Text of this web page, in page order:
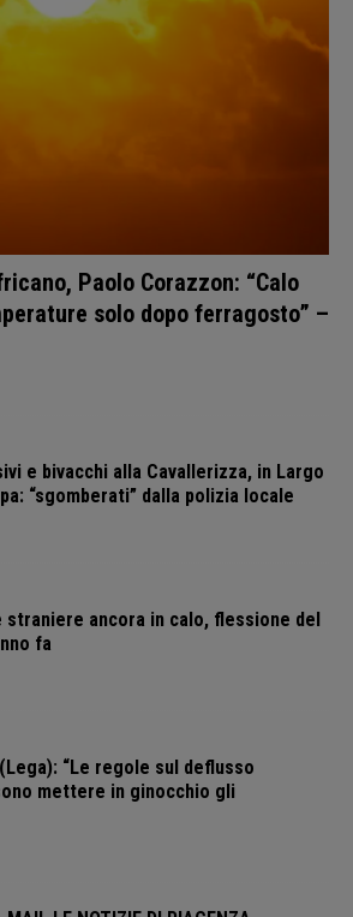
Paolo Corazzon: “Calo
solo dopo ferragosto” –
e bivacchi alla Cavallerizza, in Largo
“sgomberati” dalla polizia locale
straniere ancora in calo, flessione del
fa
“Le regole sul deflusso
mettere in ginocchio gli